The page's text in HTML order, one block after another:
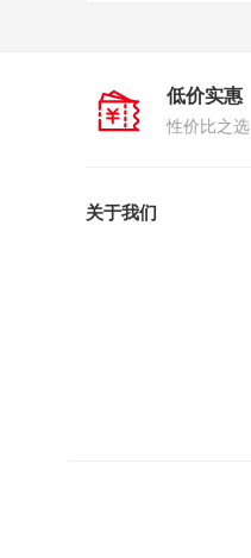
低价实惠
性价比之选
关于我们